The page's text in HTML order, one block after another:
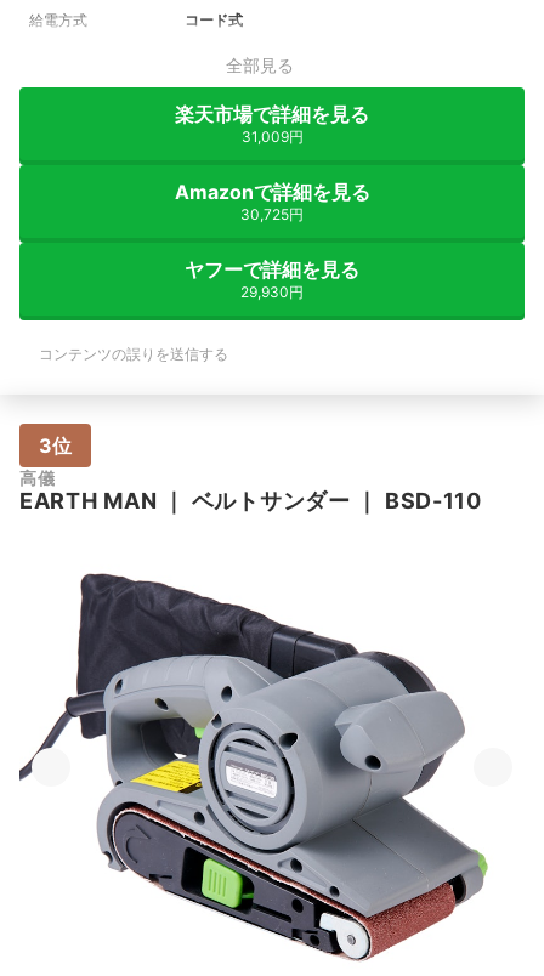
給電方式 コード式
全部見る
楽天市場で詳細を見る
31,009円
Amazonで詳細を見る
30,725円
ヤフーで詳細を見る
29,930円
コンテンツの誤りを送信する
3位
高儀
EARTH MAN ｜ ベルトサンダー ｜ BSD-110